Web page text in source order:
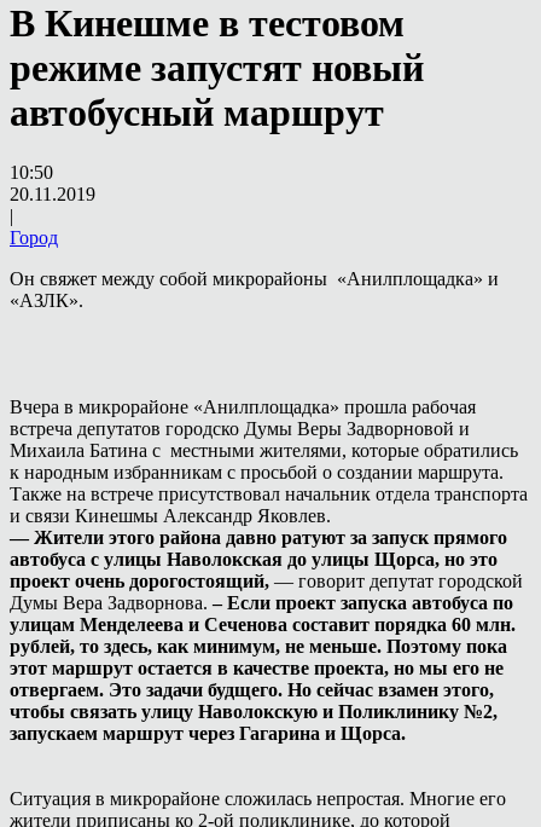
В Кинешме в тестовом
режиме запустят новый
автобусный маршрут
10:50
20.11.2019
|
Город
Он свяжет между собой микрорайоны «Анилплощадка» и
«АЗЛК».
Вчера в микрорайоне «Анилплощадка» прошла рабочая
встреча депутатов городско Думы Веры Задворновой и
Михаила Батина с местными жителями, которые обратились
к народным избранникам с просьбой о создании маршрута.
Также на встрече присутствовал начальник отдела транспорта
и связи Кинешмы Александр Яковлев.
— Жители этого района давно ратуют за запуск прямого
автобуса с улицы Наволокская до улицы Щорса, но это
проект очень дорогостоящий, — говорит депутат городской
Думы Вера Задворнова.– Если проект запуска автобуса по
улицам Менделеева и Сеченова составит порядка 60 млн.
рублей, то здесь, как минимум, не меньше. Поэтому пока
этот маршрут остается в качестве проекта, но мы его не
отвергаем. Это задачи будщего. Но сейчас взамен этого,
чтобы связать улицу Наволокскую и Поликлинику №2,
запускаем маршрут через Гагарина и Щорса.
Ситуация в микрорайоне сложилась непростая. Многие его
жители приписаны ко 2-ой поликлинике, до которой